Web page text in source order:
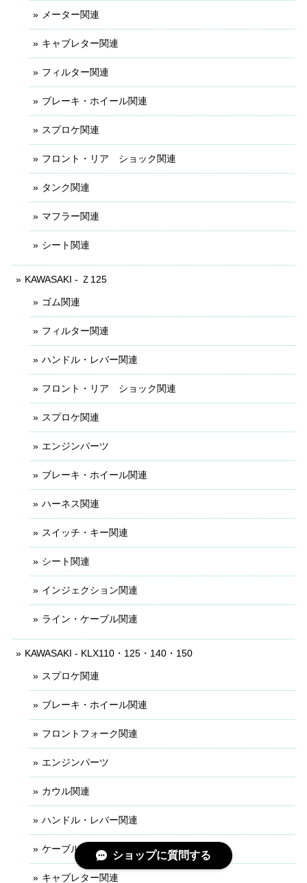
メーター関連
キャブレター関連
フィルター関連
ブレーキ・ホイール関連
スプロケ関連
フロント・リア ショック関連
タンク関連
マフラー関連
シート関連
KAWASAKI - Ｚ125
ゴム関連
フィルター関連
ハンドル・レバー関連
フロント・リア ショック関連
スプロケ関連
エンジンパーツ
ブレーキ・ホイール関連
ハーネス関連
スイッチ・キー関連
シート関連
インジェクション関連
ライン・ケーブル関連
KAWASAKI - KLX110・125・140・150
スプロケ関連
ブレーキ・ホイール関連
フロントフォーク関連
エンジンパーツ
カウル関連
ハンドル・レバー関連
ケーブル・ライン関連
キャブレター関連
ショップに質問する